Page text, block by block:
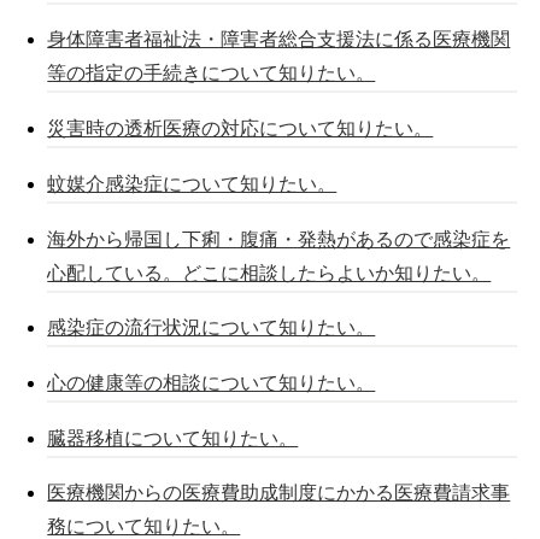
身体障害者福祉法・障害者総合支援法に係る医療機関
等の指定の手続きについて知りたい。
災害時の透析医療の対応について知りたい。
蚊媒介感染症について知りたい。
海外から帰国し下痢・腹痛・発熱があるので感染症を
心配している。どこに相談したらよいか知りたい。
感染症の流行状況について知りたい。
心の健康等の相談について知りたい。
臓器移植について知りたい。
医療機関からの医療費助成制度にかかる医療費請求事
務について知りたい。